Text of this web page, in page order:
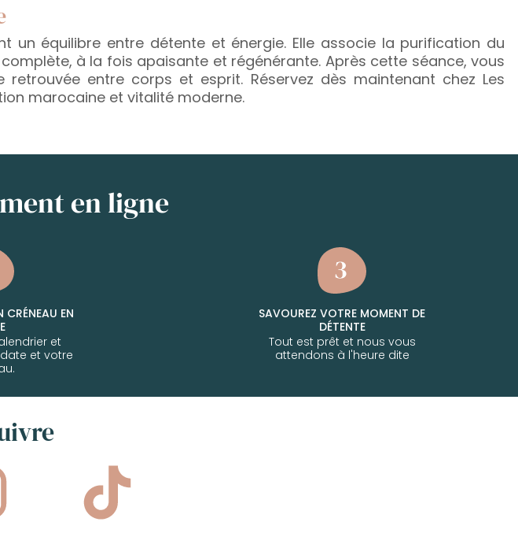
équilibre entre détente et énergie. Elle associe la purification du
à la fois apaisante et régénérante. Après cette séance, vous
entre corps et esprit. Réservez dès maintenant chez Les
marocaine et vitalité moderne.
en ligne
CRÉNEAU EN
et
et votre
SAVOUREZ VOTRE MOMENT DE
DÉTENTE
Tout est prêt et nous vous
attendons à l'heure dite